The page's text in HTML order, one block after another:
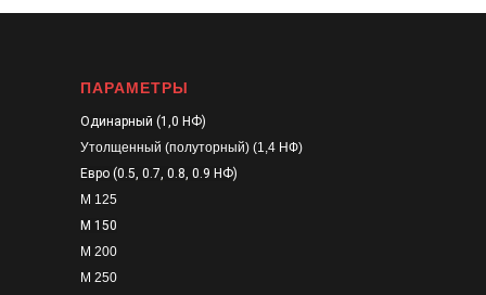
ПАРАМЕТРЫ
Одинарный (1,0 НФ)
Утолщенный (полуторный) (1,4 НФ)
Евро (0.5, 0.7, 0.8, 0.9 НФ)
М 125
М 150
М 200
М 250